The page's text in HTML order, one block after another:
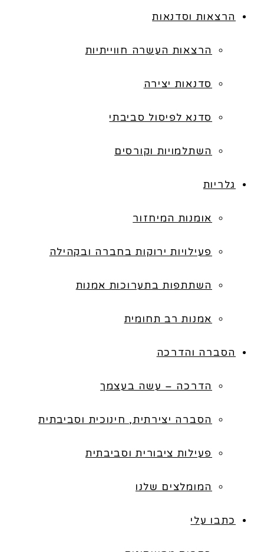
הרצאות וסדנאות
הרצאות העשרה חווייתיות
סדנאות יצירה
סדנא לפיסול סביבתי
השתלמויות וקורסים
גלריות
אומנות המיחזור
פעילויות ירוקות בחברה ובקהילה
השתתפות בתערוכות אמנות
אמנות רב תחומית
הסברה והדרכה
הדרכה – עשה בעצמך
הסברה יצירתית, חינוכית וסביבתית
פעילות ציבורית וסביבתית
המומלצים שלנו
כתבו עלי